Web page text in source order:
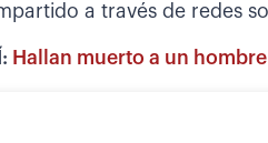
a través de redes
Hallan muerto a un